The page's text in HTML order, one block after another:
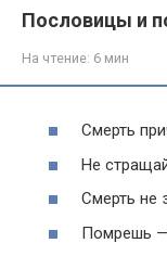
Пословицы и
На чтение: 6 мин
Смерть
Не
Смерть не
Помрешь —